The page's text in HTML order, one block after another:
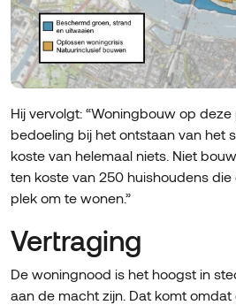
Hij vervolgt: “Woningbouw op
bedoeling bij het ontstaan van het
koste van helemaal niets. Niet
ten koste van 250 huishoudens die
plek om te wonen.”
Vertraging
De woningnood is het hoogst in
aan de macht zijn. Dat komt omdat